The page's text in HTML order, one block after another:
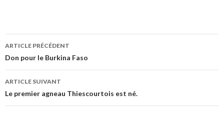
Navigation
des
articles
ARTICLE PRÉCÉDENT
Don pour le Burkina Faso
ARTICLE SUIVANT
Le premier agneau Thiescourtois est né.